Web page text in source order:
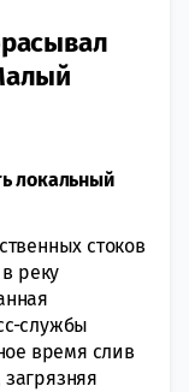
локальный
стоков
реку
службы
время слив